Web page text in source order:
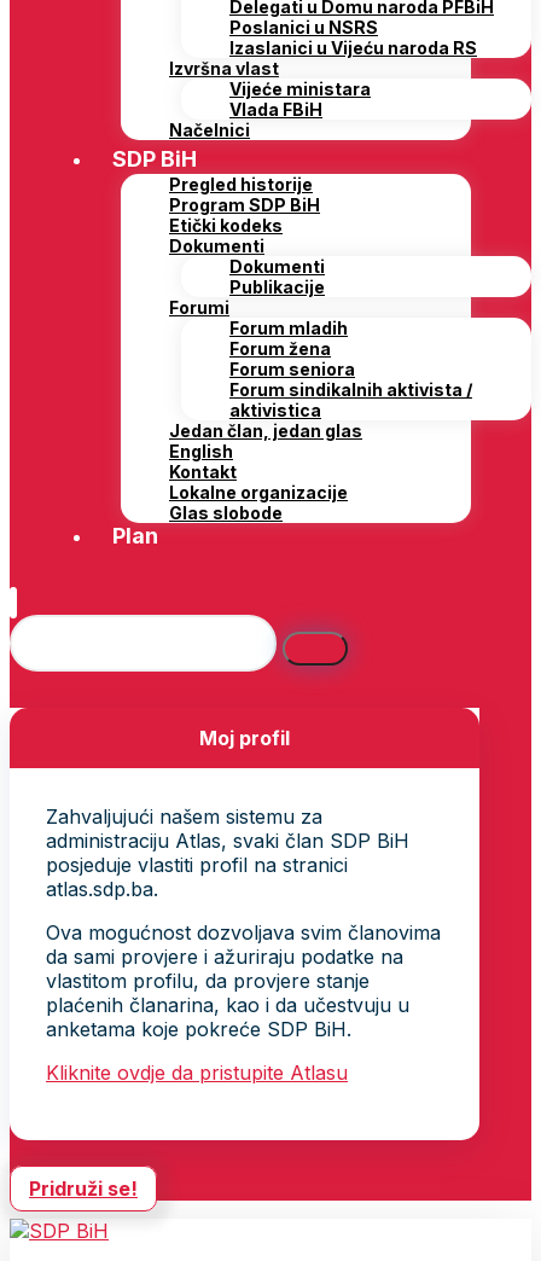
Delegati u Domu naroda PFBiH
Poslanici u NSRS
Izaslanici u Vijeću naroda RS
Izvršna vlast
Vijeće ministara
Vlada FBiH
Načelnici
SDP BiH
Pregled historije
Program SDP BiH
Etički kodeks
Dokumenti
Dokumenti
Publikacije
Forumi
Forum mladih
Forum žena
Forum seniora
Forum sindikalnih aktivista /
aktivistica
Jedan član, jedan glas
English
Kontakt
Lokalne organizacije
Glas slobode
Plan
Moj profil
Zahvaljujući našem sistemu za
administraciju Atlas, svaki član SDP BiH
posjeduje vlastiti profil na stranici
atlas.sdp.ba.
Ova mogućnost dozvoljava svim članovima
da sami provjere i ažuriraju podatke na
vlastitom profilu, da provjere stanje
plaćenih članarina, kao i da učestvuju u
anketama koje pokreće SDP BiH.
Kliknite ovdje da pristupite Atlasu
Pridruži se!